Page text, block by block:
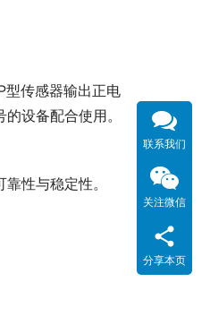
型传感器输出正电
设备配合使用。
性与稳定性。
联系我们
关注微信
分享本页